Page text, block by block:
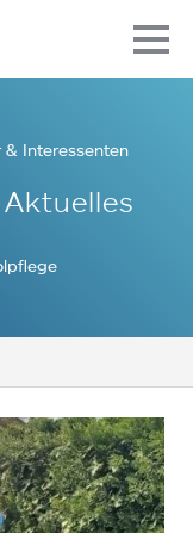
& Interessenten